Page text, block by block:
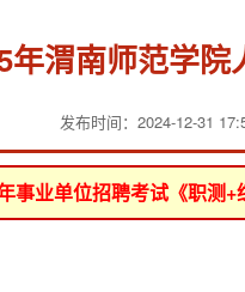
年渭南师范学院
发布时间：2024-12-31
事业单位招聘考试《职测